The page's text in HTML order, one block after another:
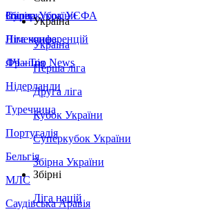
Збірна України
Італія
Німеччина
Франція
Нідерланди
Туреччина
Португалія
Бельгія
МЛС
Саудівська Аравія
Суперкубок УЄФА
Ліга конференцій
ЛЧ - Top News
Україна
Україна
Перша ліга
Друга ліга
Кубок України
Суперкубок України
Збірна України
Збірні
Ліга націй